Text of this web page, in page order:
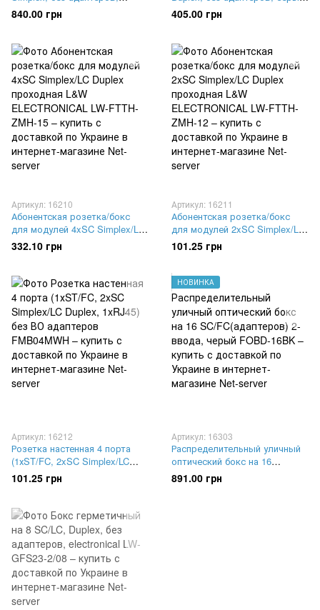
серый FOB-CAB-1/4
840.00 грн
electronical LW-GFS23-04
405.00 грн
Артикул: 16210
Абонентская розетка/бокс
для модулей 4xSC Simplex/LC
Duplex проходная L&W
ELECTRONICAL LW-FTTH-
332.10 грн
Артикул: 16211
Абонентская розетка/бокс
для модулей 2xSC Simplex/LC
Duplex проходная L&W
ELECTRONICAL LW-FTTH-
101.25 грн
Артикул: 16212
Розетка настенная 4 порта
(1хST/FC, 2xSC Simplex/LC
Duplex, 1xRJ45) без ВО
адаптеров FMB04MWH
101.25 грн
НОВИНКА
Артикул: 16303
Распределительный уличный
оптический бокс на 16
SC/FC(адаптеров) 2-ввода,
черый FOBD-16BK
891.00 грн